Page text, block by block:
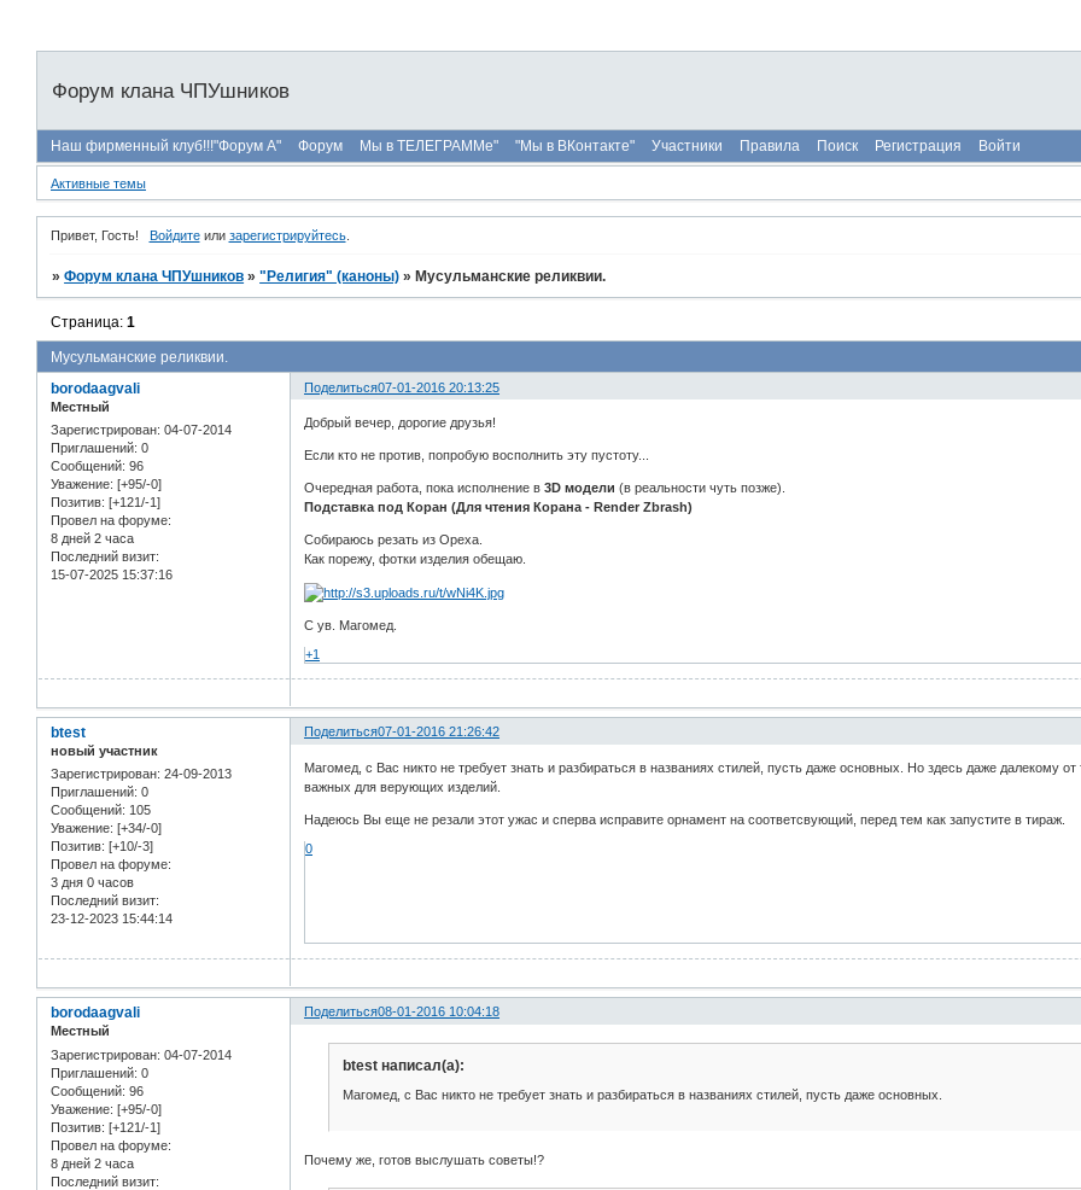
Форум клана ЧПУшников
Наш фирменный клуб!!!"Форум А" Форум Мы в ТЕЛЕГРАММе" "Мы в ВКонтакте" Участники Правила Поиск Регистрация Войти
Активные темы
Привет, Гость! Войдитеили зарегистрируйтесь.
»Форум клана ЧПУшников »"Религия" (каноны) » Мусульманские реликвии.
Мусульманские реликвии.
Страница:1
Поделиться07-01-2016 20:13:25
borodaagvali
Местный
Зарегистрирован: 04-07-2014
Приглашений: 0
Сообщений: 96
Уважение: [+95/-0]
Позитив: [+121/-1]
Провел на форуме:
8 дней 2 часа
Последний визит:
15-07-2025 15:37:16
Добрый вечер, дорогие друзья!
Если кто не против, попробую восполнить эту пустоту...
Очередная работа, пока исполнение в3D модели (в реальности чуть позже).
Подставка под Коран (Для чтения Корана - Render Zbrash)
Собираюсь резать из Ореха.
Как порежу, фотки изделия обещаю.
С ув. Магомед.
+1
Поделиться07-01-2016 21:26:42
btest
новый участник
Зарегистрирован: 24-09-2013
Приглашений: 0
Сообщений: 105
Уважение: [+34/-0]
Позитив: [+10/-3]
Провел на форуме:
3 дня 0 часов
Последний визит:
23-12-2023 15:44:14
Магомед, с Вас никто не требует знать и разбираться в названиях стилей, пусть даже основных. Но здесь даже далекому
важных для верующих изделий.
Надеюсь Вы еще не резали этот ужас и сперва исправите орнамент на соответсвующий, перед тем как запустите в тираж.
0
Поделиться08-01-2016 10:04:18
borodaagvali
Местный
Зарегистрирован: 04-07-2014
Приглашений: 0
Сообщений: 96
Уважение: [+95/-0]
Позитив: [+121/-1]
Провел на форуме:
8 дней 2 часа
Последний визит:
btest написал(а):
Магомед, с Вас никто не требует знать и разбираться в названиях стилей, пусть даже основных.
Почему же, готов выслушать советы!?